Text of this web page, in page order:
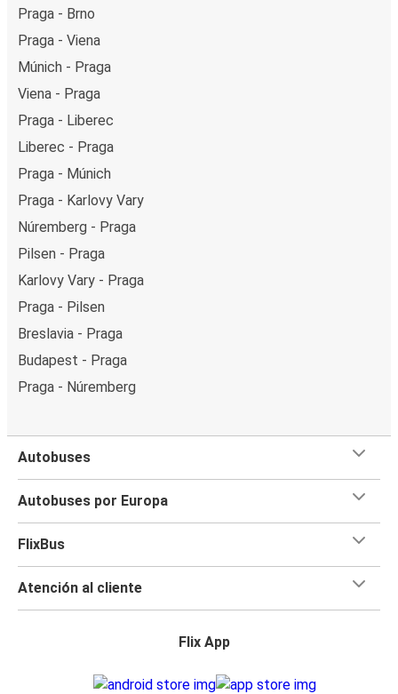
Praga - Brno
Praga - Viena
Múnich - Praga
Viena - Praga
Praga - Liberec
Liberec - Praga
Praga - Múnich
Praga - Karlovy Vary
Núremberg - Praga
Pilsen - Praga
Karlovy Vary - Praga
Praga - Pilsen
Breslavia - Praga
Budapest - Praga
Praga - Núremberg
Autobuses
Autobuses por Europa
FlixBus
Atención al cliente
Flix App